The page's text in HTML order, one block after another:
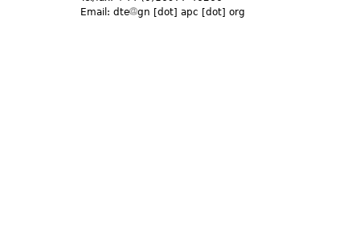
Email: dte gn [dot] apc [dot] org